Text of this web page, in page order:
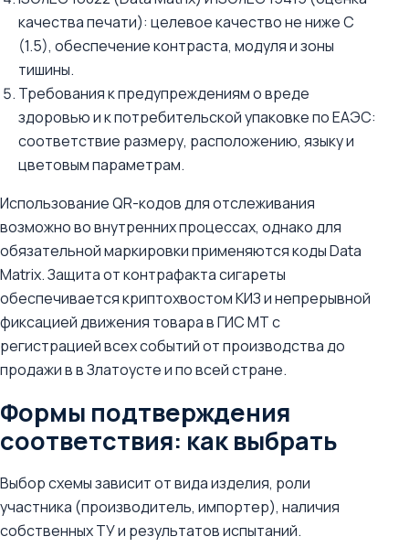
качества печати): целевое качество не ниже C
(1.5), обеспечение контраста, модуля и зоны
тишины.
Требования к предупреждениям о вреде
здоровью и к потребительской упаковке по ЕАЭС:
соответствие размеру, расположению, языку и
цветовым параметрам.
Использование QR-кодов для отслеживания
возможно во внутренних процессах, однако для
обязательной маркировки применяются коды Data
Matrix. Защита от контрафакта сигареты
обеспечивается криптохвостом КИЗ и непрерывной
фиксацией движения товара в ГИС МТ c
регистрацией всех событий от производства до
продажи в в Златоусте и по всей стране.
Формы подтверждения
соответствия: как выбрать
Выбор схемы зависит от вида изделия, роли
участника (производитель, импортер), наличия
собственных ТУ и результатов испытаний.